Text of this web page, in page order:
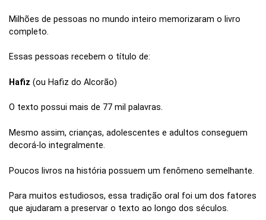
Milhões de pessoas no mundo inteiro memorizaram o livro
completo.
Essas pessoas recebem o título de:
Hafiz (ou Hafiz do Alcorão)
O texto possui mais de 77 mil palavras.
Mesmo assim, crianças, adolescentes e adultos conseguem
decorá-lo integralmente.
Poucos livros na história possuem um fenômeno semelhante.
Para muitos estudiosos, essa tradição oral foi um dos fatores
que ajudaram a preservar o texto ao longo dos séculos.